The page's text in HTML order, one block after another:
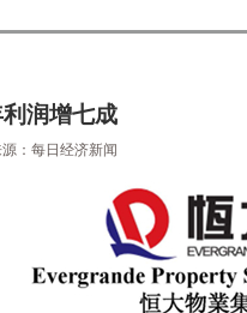
润增七成
：每日经济新闻